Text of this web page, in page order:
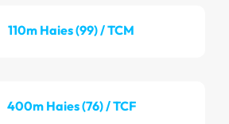
110m Haies (99) / TCM
400m Haies (76) / TCF